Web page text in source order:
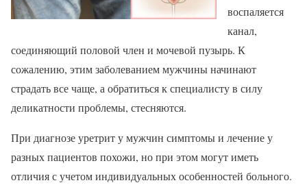
воспаляется
канал,
соединяющий половой член и мочевой пузырь. К
сожалению, этим заболеванием мужчины начинают
страдать все чаще, а обратиться к специалисту в силу
деликатности проблемы, стесняются.
При диагнозе уретрит у мужчин симптомы и лечение у
разных пациентов похожи, но при этом могут иметь
отличия с учетом индивидуальных особенностей больного.